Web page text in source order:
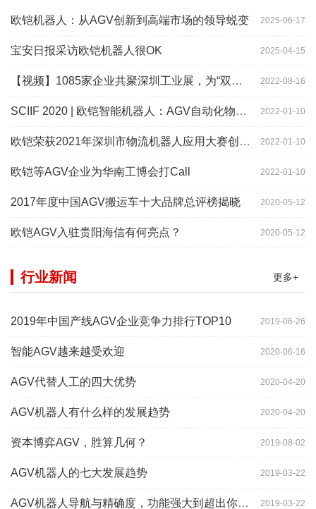
2025-06-17
欧铠机器人：从AGV创新到高端市场的领导蜕变
2025-04-15
宝安日报采访欧铠机器人很OK
2022-08-16
【视频】1085家企业共聚深圳工业展，为“双链”畅通堵点、卡点
2022-01-10
SCIIF 2020 | 欧铠智能机器人：AGV自动化物流设备及系统
2022-01-10
欧铠荣获2021年深圳市物流机器人应用大赛创新项目奖
2022-01-10
欧铠等AGV企业为华南工博会打Call
2020-05-12
2017年度中国AGV搬运车十大品牌总评榜揭晓
2020-05-12
欧铠AGV入驻贵阳海信有何亮点？
更多+
行业新闻
2019-06-26
2019年中国产线AGV企业竞争力排行TOP10
2020-06-16
智能AGV越来越受欢迎
2020-04-20
AGV代替人工的四大优势
2020-04-20
AGV机器人有什么样的发展趋势
2019-08-02
资本博弈AGV，胜算几何？
2019-03-22
AGV机器人的七大发展趋势
2019-03-22
AGV机器人导航与精确度，功能强大到超出你想象